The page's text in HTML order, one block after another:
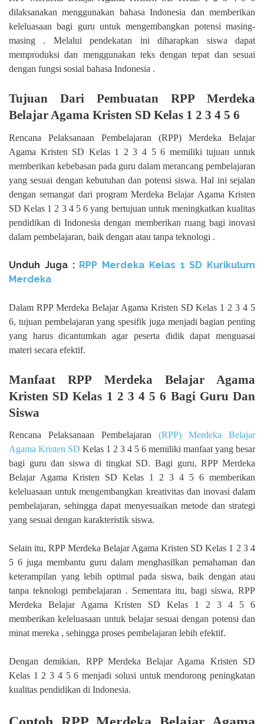
dilaksanakan menggunakan bahasa Indonesia dan memberikan
keleluasaan bagi guru untuk mengembangkan potensi masing-
masing . Melalui pendekatan ini diharapkan siswa dapat
memproduksi dan menggunakan teks dengan tepat dan sesuai
dengan fungsi sosial bahasa Indonesia .
Tujuan Dari Pembuatan RPP Merdeka
Belajar Agama Kristen SD Kelas 1 2 3 4 5 6
Rencana Pelaksanaan Pembelajaran (RPP) Merdeka Belajar
Agama Kristen SD Kelas 1 2 3 4 5 6 memiliki tujuan untuk
memberikan kebebasan pada guru dalam merancang pembelajaran
yang sesuai dengan kebutuhan dan potensi siswa. Hal ini sejalan
dengan semangat dari program Merdeka Belajar Agama Kristen
SD Kelas 1 2 3 4 5 6 yang bertujuan untuk meningkatkan kualitas
pendidikan di Indonesia dengan memberikan ruang bagi inovasi
dalam pembelajaran, baik dengan atau tanpa teknologi .
Unduh Juga : RPP Merdeka Kelas 1 SD Kurikulum
Merdeka
Dalam RPP Merdeka Belajar Agama Kristen SD Kelas 1 2 3 4 5
6, tujuan pembelajaran yang spesifik juga menjadi bagian penting
yang harus dicantumkan agar peserta didik dapat menguasai
materi secara efektif.
Manfaat RPP Merdeka Belajar Agama
Kristen SD Kelas 1 2 3 4 5 6 Bagi Guru Dan
Siswa
Rencana Pelaksanaan Pembelajaran (RPP) Merdeka Belajar
Agama Kristen SD Kelas 1 2 3 4 5 6 memiliki manfaat yang besar
bagi guru dan siswa di tingkat SD. Bagi guru, RPP Merdeka
Belajar Agama Kristen SD Kelas 1 2 3 4 5 6 memberikan
keleluasaan untuk mengembangkan kreativitas dan inovasi dalam
pembelajaran, sehingga dapat menyesuaikan metode dan strategi
yang sesuai dengan karakteristik siswa.
Selain itu, RPP Merdeka Belajar Agama Kristen SD Kelas 1 2 3 4
5 6 juga membantu guru dalam menghasilkan pemahaman dan
keterampilan yang lebih optimal pada siswa, baik dengan atau
tanpa teknologi pembelajaran . Sementara itu, bagi siswa, RPP
Merdeka Belajar Agama Kristen SD Kelas 1 2 3 4 5 6
memberikan keleluasaan untuk belajar sesuai dengan potensi dan
minat mereka , sehingga proses pembelajaran lebih efektif.
Dengan demikian, RPP Merdeka Belajar Agama Kristen SD
Kelas 1 2 3 4 5 6 menjadi solusi untuk mendorong peningkatan
kualitas pendidikan di Indonesia.